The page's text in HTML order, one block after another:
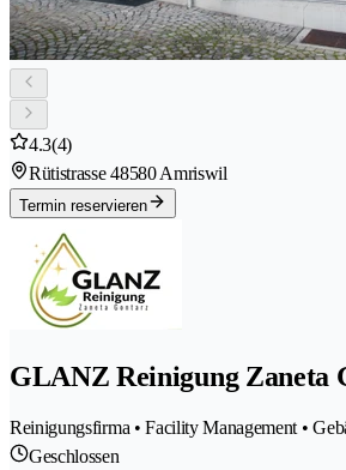
4.3(4)
Rütistrasse 48580 Amriswil
Termin reservieren
GLANZ Reinigung Zaneta
Reinigungsfirma • Facility Management •
Geschlossen